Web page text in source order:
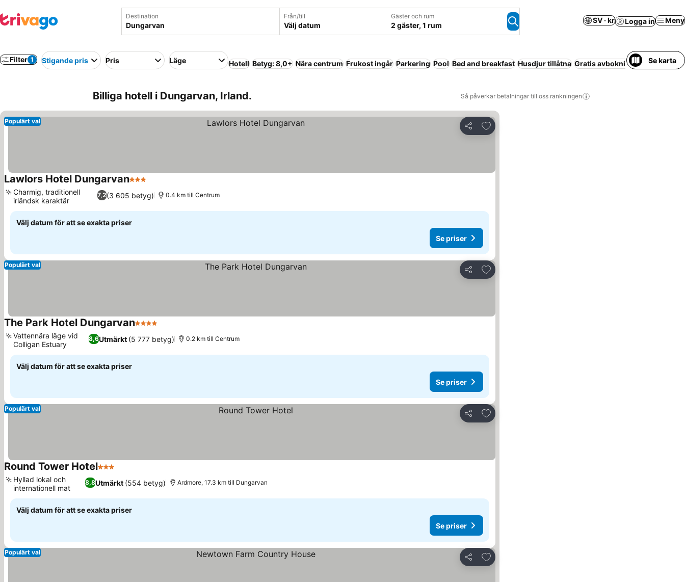
Destination Från/till
Välj datum
Gäster och rum
2 gäster, 1 rum
SV · kr Logga in Meny
Filter 1 Stigande pris Pris Läge Hotell Betyg: 8,0+ Nära centrum Frukost ingår Parkering Pool Bed and breakfast Husdjur tillåtna Gratis avbokning Strand Lyx
Se karta
Billiga hotell i Dungarvan, Irland. Så påverkar betalningar till oss rankningen
Dela
Lägg till i Mina Favoriter
Populärt val
Lawlors Hotel Dungarvan3 Stjärnor
7,2(3 605 betyg)
Charmig, traditionell
irländsk karaktär
0.4 km till Centrum
Välj datum för att se exakta priser
Se priser
Dela
Lägg till i Mina Favoriter
Populärt val
The Park Hotel Dungarvan4 Stjärnor
8,6Utmärkt (5 777 betyg)
Vattennära läge vid
Colligan Estuary
0.2 km till Centrum
Välj datum för att se exakta priser
Se priser
Dela
Lägg till i Mina Favoriter
Populärt val
Round Tower Hotel3 Stjärnor
8,8Utmärkt (554 betyg)
Hyllad lokal och
internationell mat
Ardmore, 17.3 km till Dungarvan
Välj datum för att se exakta priser
Se priser
Dela
Lägg till i Mina Favoriter
Populärt val